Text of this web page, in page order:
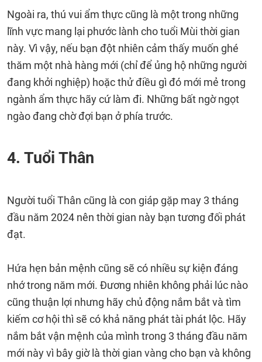
Ngoài ra, thú vui ẩm thực cũng là một trong những
lĩnh vực mang lại phước lành cho tuổi Mùi thời gian
này. Vì vậy, nếu bạn đột nhiên cảm thấy muốn ghé
thăm một nhà hàng mới (chỉ để ủng hộ những người
đang khởi nghiệp) hoặc thử điều gì đó mới mẻ trong
ngành ẩm thực hãy cứ làm đi. Những bất ngờ ngọt
ngào đang chờ đợi bạn ở phía trước.
4. Tuổi Thân
Người tuổi Thân cũng là con giáp gặp may 3 tháng
đầu năm 2024 nên thời gian này bạn tương đối phát
đạt.
Hứa hẹn bản mệnh cũng sẽ có nhiều sự kiện đáng
nhớ trong năm mới. Đương nhiên không phải lúc nào
cũng thuận lợi nhưng hãy chủ động nắm bắt và tìm
kiếm cơ hội thì sẽ có khả năng phát tài phát lộc. Hãy
nắm bắt vận mệnh của mình trong 3 tháng đầu năm
mới này vì bây giờ là thời gian vàng cho bạn và không